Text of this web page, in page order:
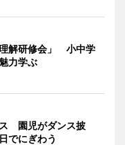
解研修会」 小中学
力学ぶ
園児がダンス披
でにぎわう